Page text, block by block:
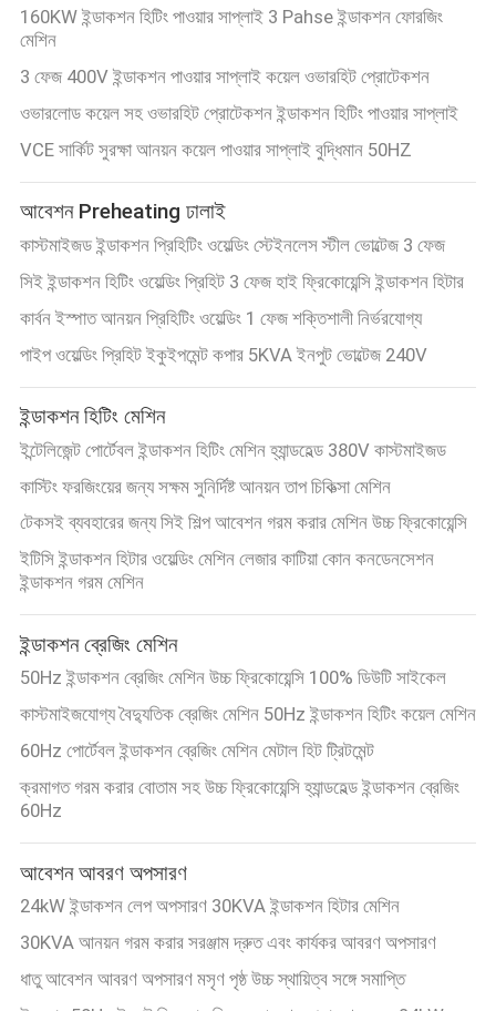
160KW ইন্ডাকশন হিটিং পাওয়ার সাপ্লাই 3 Pahse ইন্ডাকশন ফোরজিং
মেশিন
3 ফেজ 400V ইন্ডাকশন পাওয়ার সাপ্লাই কয়েল ওভারহিট প্রোটেকশন
ওভারলোড কয়েল সহ ওভারহিট প্রোটেকশন ইন্ডাকশন হিটিং পাওয়ার সাপ্লাই
VCE সার্কিট সুরক্ষা আনয়ন কয়েল পাওয়ার সাপ্লাই বুদ্ধিমান 50HZ
আবেশন Preheating ঢালাই
কাস্টমাইজড ইন্ডাকশন প্রিহিটিং ওয়েল্ডিং স্টেইনলেস স্টীল ভোল্টেজ 3 ফেজ
সিই ইন্ডাকশন হিটিং ওয়েল্ডিং প্রিহিট 3 ফেজ হাই ফ্রিকোয়েন্সি ইন্ডাকশন হিটার
কার্বন ইস্পাত আনয়ন প্রিহিটিং ওয়েল্ডিং 1 ফেজ শক্তিশালী নির্ভরযোগ্য
পাইপ ওয়েল্ডিং প্রিহিট ইকুইপমেন্ট কপার 5KVA ইনপুট ভোল্টেজ 240V
ইন্ডাকশন হিটিং মেশিন
ইন্টেলিজেন্ট পোর্টেবল ইন্ডাকশন হিটিং মেশিন হ্যান্ডহেল্ড 380V কাস্টমাইজড
কাস্টিং ফরজিংয়ের জন্য সক্ষম সুনির্দিষ্ট আনয়ন তাপ চিকিত্সা মেশিন
টেকসই ব্যবহারের জন্য সিই শিল্প আবেশন গরম করার মেশিন উচ্চ ফ্রিকোয়েন্সি
ইটিসি ইন্ডাকশন হিটার ওয়েল্ডিং মেশিন লেজার কাটিয়া কোন কনডেনসেশন
ইন্ডাকশন গরম মেশিন
ইন্ডাকশন ব্রেজিং মেশিন
50Hz ইন্ডাকশন ব্রেজিং মেশিন উচ্চ ফ্রিকোয়েন্সি 100% ডিউটি ​​সাইকেল
কাস্টমাইজযোগ্য বৈদ্যুতিক ব্রেজিং মেশিন 50Hz ইন্ডাকশন হিটিং কয়েল মেশিন
60Hz পোর্টেবল ইন্ডাকশন ব্রেজিং মেশিন মেটাল হিট ট্রিটমেন্ট
ক্রমাগত গরম করার বোতাম সহ উচ্চ ফ্রিকোয়েন্সি হ্যান্ডহেল্ড ইন্ডাকশন ব্রেজিং
60Hz
আবেশন আবরণ অপসারণ
24kW ইন্ডাকশন লেপ অপসারণ 30KVA ইন্ডাকশন হিটার মেশিন
30KVA আনয়ন গরম করার সরঞ্জাম দ্রুত এবং কার্যকর আবরণ অপসারণ
ধাতু আবেশন আবরণ অপসারণ মসৃণ পৃষ্ঠ উচ্চ স্থায়িত্ব সঙ্গে সমাপ্তি